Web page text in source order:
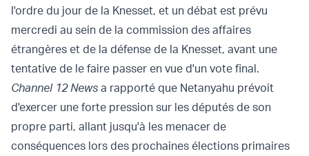
l'ordre du jour de la Knesset, et un débat est prévu
mercredi au sein de la commission des affaires
étrangères et de la défense de la Knesset, avant une
tentative de le faire passer en vue d'un vote final.
Channel 12 News a rapporté que Netanyahu prévoit
d'exercer une forte pression sur les députés de son
propre parti, allant jusqu'à les menacer de
conséquences lors des prochaines élections primaires